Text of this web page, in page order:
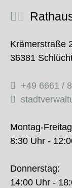
Krämerstraße
36381
+49 6661 /
Montag-
8:30 Uhr -
Donnerstag:
14:00 Uhr -